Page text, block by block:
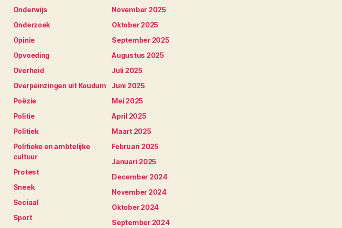
Onderwijs
Onderzoek
Opinie
Opvoeding
Overheid
Overpeinzingen uit Koudum
Poëzie
Politie
Politiek
Politieke en ambtelijke
cultuur
Protest
Sneek
Sociaal
Sport
November 2025
Oktober 2025
September 2025
Augustus 2025
Juli 2025
Juni 2025
Mei 2025
April 2025
Maart 2025
Februari 2025
Januari 2025
December 2024
November 2024
Oktober 2024
September 2024